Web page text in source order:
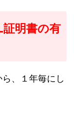
明書の有
、１年毎にし